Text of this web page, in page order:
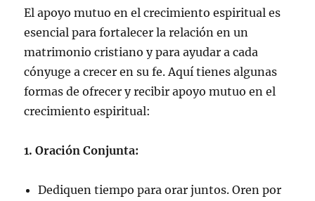
El apoyo mutuo en el crecimiento espiritual es
esencial para fortalecer la relación en un
matrimonio cristiano y para ayudar a cada
cónyuge a crecer en su fe. Aquí tienes algunas
formas de ofrecer y recibir apoyo mutuo en el
crecimiento espiritual:
1. Oración Conjunta:
Dediquen tiempo para orar juntos. Oren por